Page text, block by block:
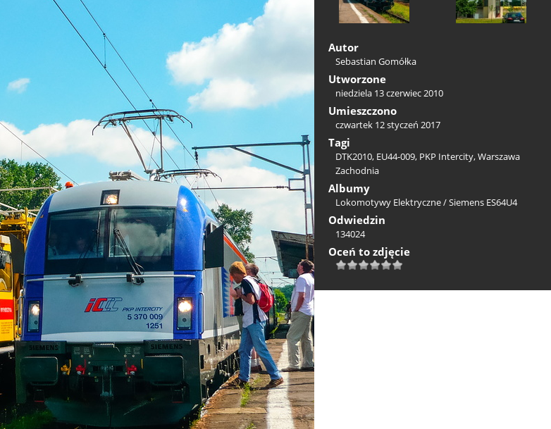
Autor
Sebastian Gomółka
Utworzone
niedziela 13 czerwiec 2010
Umieszczono
czwartek 12 styczeń 2017
Tagi
DTK2010, EU44-009, PKP Intercity,Warszawa
Zachodnia
Albumy
Lokomotywy Elektryczne/Siemens ES64U4
Odwiedzin
134024
Oceń to zdjęcie